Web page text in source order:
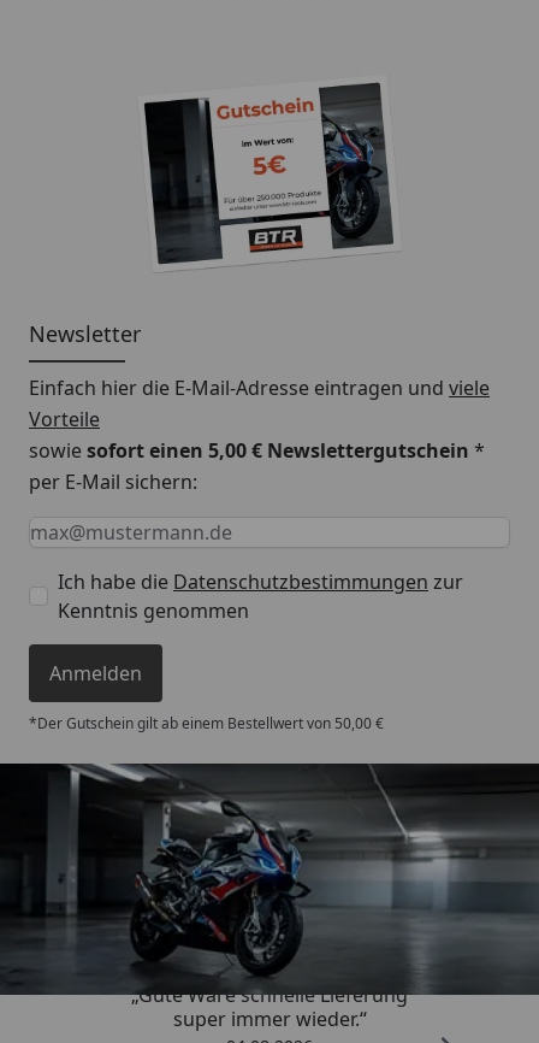
Newsletter
Einfach hier die E-Mail-Adresse eintragen und viele
Vorteile
sowiesofort einen 5,00 € Newslettergutschein *
per E-Mail sichern:
Keine Eingabe erforderlich
Eingabe erforderlich
E-Mail *
Ich habe die Datenschutzbestimmungen zur
Kenntnis genommen
Anmelden
*Der Gutschein gilt ab einem Bestellwert von 50,00 €
Trusted Shops
4,85/ 5
„Gute Ware schnelle Lieferung
super immer wieder.“